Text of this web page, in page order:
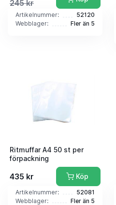
245 kr
Artikelnummer:
52120
Webblager:
Fler än 5
Ritmuffar A4 50 st per
förpackning
435 kr Köp
Artikelnummer:
52081
Webblager:
Fler än 5